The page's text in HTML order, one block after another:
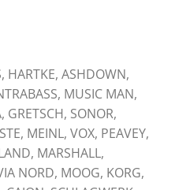
HARTKE, ASHDOWN,
MUSIC MAN,
SONOR,
MEINL, VOX, PEAVEY,
MARSHALL,
NORD, MOOG, KORG,